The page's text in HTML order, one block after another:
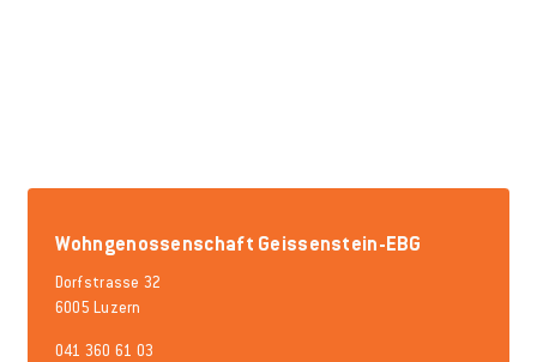
Wohngenossenschaft Geissenstein-EBG
Dorfstrasse 32
6005 Luzern
041 360 61 03